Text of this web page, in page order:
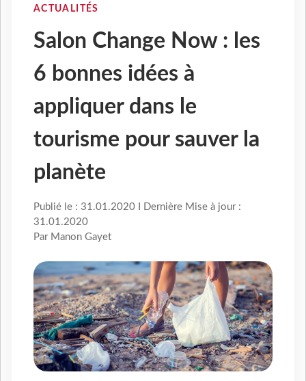
ACTUALITÉS
Salon Change Now : les
6 bonnes idées à
appliquer dans le
tourisme pour sauver la
planète
Publié le : 31.01.2020 I Dernière Mise à jour :
31.01.2020
Par Manon Gayet